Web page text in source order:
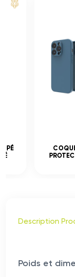
Description
Poids et